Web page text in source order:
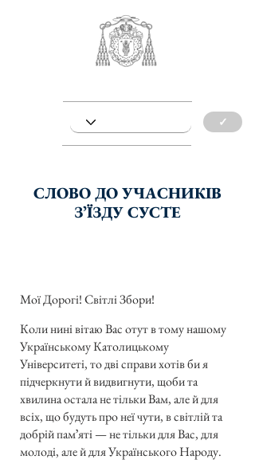
✓
СЛОВО ДО УЧАСНИКІВ
ЗʼЇЗДУ СУСТЕ
Мої Дорогі! Світлі Збори!
Коли нині вітаю Вас отут в тому нашому
Українському Католицькому
Університеті, то дві справи хотів би я
підчеркнути й видвигнути, щоби та
хвилина остала не тільки Вам, але й для
всіх, що будуть про неї чути, в світлій та
добрій памʼяті — не тільки для Вас, для
молоді, але й для Українського Народу.